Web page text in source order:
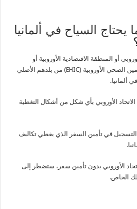
يحتاج السياح في ألمانيا
أو المنطقة الاقتصادية الأوروبية أو
سويسرا استخدام بطاقة التأمين الصحي الأوروبية (EHIC) من بلدهم الأصلي
ألمانيا.
الاتحاد الأوروبي بأي شكل من أشكال التغطية
في تأمين السفر الذي يغطي تكاليف
الأوروبي بدون تأمين سفر، ستضطر إلى
الخاص.